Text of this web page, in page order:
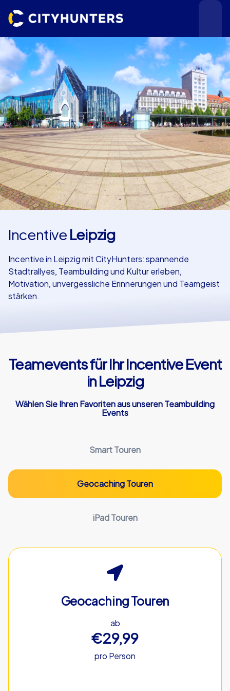
Teamevents
Städte
Anlässe
Incentive Leipzig
Incentive in Leipzig mit CityHunters: spannende
Stadtrallyes, Teambuilding und Kultur erleben,
Motivation, unvergessliche Erinnerungen und Teamgeist
stärken.
Teamevents für Ihr Incentive Event
in Leipzig
Wählen Sie Ihren Favoriten aus unseren Teambuilding
Events
Smart Touren
Geocaching Touren
iPad Touren
Geocaching Touren
ab
€29,99
pro Person